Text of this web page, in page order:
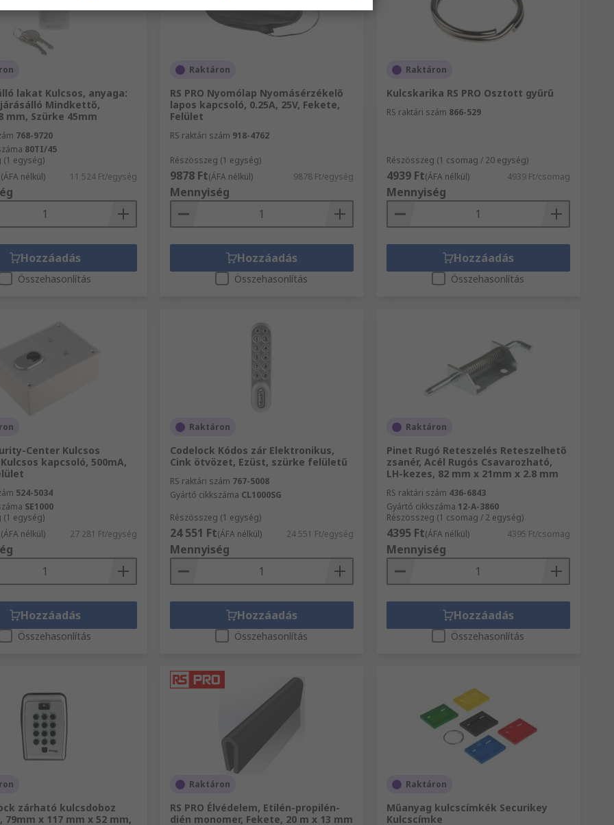
lakat Kulcsos, anyaga:
Mindkettő,
mm, Szürke 45mm
768-9720
80TI/45
(1 egység)
(ÁFA nélkül) 11 524 Ft/egység
Hozzáadás
Összehasonlítás
Raktáron
RS PRO Nyomólap Nyomásérzékelő
lapos kapcsoló, 0.25A, 25V, Fekete,
Felület
RS raktári szám 918-4762
Részösszeg (1 egység)
9878 Ft(ÁFA nélkül) 9878 Ft/egység
Mennyiség
Hozzáadás
Összehasonlítás
Raktáron
Kulcskarika RS PRO Osztott gyűrű
RS raktári szám 866-529
Részösszeg (1 csomag / 20 egység)
4939 Ft(ÁFA nélkül) 4939 Ft/csomag
Mennyiség
Hozzáadás
Összehasonlítás
Center Kulcsos
kapcsoló, 500mA,
524-5034
SE1000
(1 egység)
(ÁFA nélkül) 27 281 Ft/egység
Hozzáadás
Összehasonlítás
Raktáron
Codelock Kódos zár Elektronikus,
Cink ötvözet, Ezüst, szürke felületű
RS raktári szám 767-5008
Gyártó cikkszáma CL1000SG
Részösszeg (1 egység)
24 551 Ft(ÁFA nélkül) 24 551 Ft/egység
Mennyiség
Hozzáadás
Összehasonlítás
Raktáron
Pinet Rugó Reteszelés Reteszelhető
zsanér, Acél Rugós Csavarozható,
LH-kezes, 82 mm x 21mm x 2.8 mm
RS raktári szám 436-6843
Gyártó cikkszáma 12-A-3860
Részösszeg (1 csomag / 2 egység)
4395 Ft(ÁFA nélkül) 4395 Ft/csomag
Mennyiség
Hozzáadás
Összehasonlítás
zárható kulcsdoboz
79mm x 117 mm x 52 mm,
Raktáron
RS PRO Élvédelem, Etilén-propilén-
dién monomer, Fekete, 20 m x 13 mm
Raktáron
Műanyag kulcscímkék Securikey
Kulcscímke